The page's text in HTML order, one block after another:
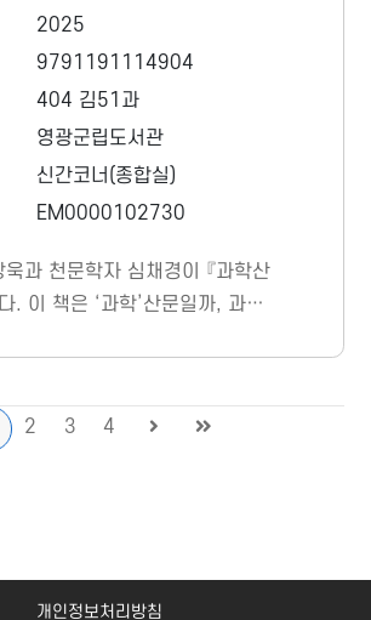
2025
9791191114904
404 김51과
영광군립도서관
신간코너(종합실)
EM0000102730
과 천문학자 심채경이 『과학산
. 이 책은 ‘과학’산문일까, 과
고받으며 심상한 일상과 심상찮
다.
2 3 4
개인정보처리방침